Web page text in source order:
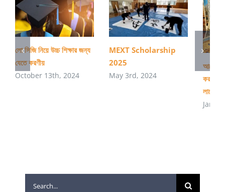
লো সিজি নিয়ে উচ্চ শিক্ষার জন্য
যেতে করণীয়
October 13th, 2024
MEXT Scholarship
2025
May 3rd, 2024
করার
লাগে?
Search